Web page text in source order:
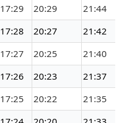
17:29 20:29
21:44
17:28 20:27
21:42
17:27 20:25
21:40
17:26 20:23
21:37
17:25 20:22
21:35